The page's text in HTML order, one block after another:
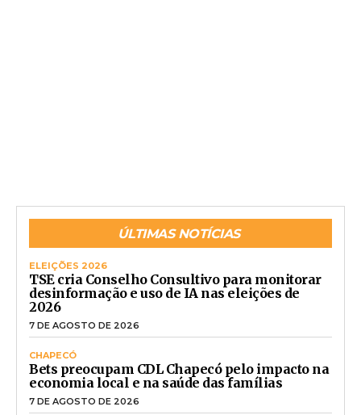
ÚLTIMAS NOTÍCIAS
ELEIÇÕES 2026
TSE cria Conselho Consultivo para monitorar
desinformação e uso de IA nas eleições de
2026
7 DE AGOSTO DE 2026
CHAPECÓ
Bets preocupam CDL Chapecó pelo impacto na
economia local e na saúde das famílias
7 DE AGOSTO DE 2026